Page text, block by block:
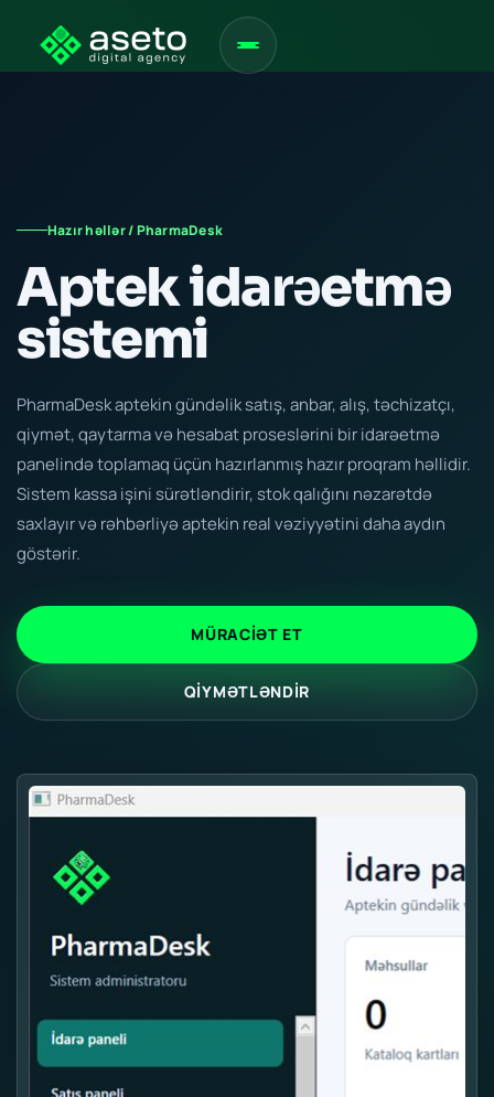
Hazır həllər / PharmaDesk
Aptek idarəetmə
sistemi
PharmaDesk aptekin gündəlik satış, anbar, alış, təchizatçı,
qiymət, qaytarma və hesabat proseslərini bir idarəetmə
panelində toplamaq üçün hazırlanmış hazır proqram həllidir.
Sistem kassa işini sürətləndirir, stok qalığını nəzarətdə
saxlayır və rəhbərliyə aptekin real vəziyyətini daha aydın
göstərir.
MÜRACIƏT ET
QIYMƏTLƏNDIR